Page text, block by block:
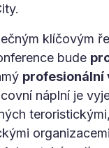
klíčovým
bude
profesionální
náplní je